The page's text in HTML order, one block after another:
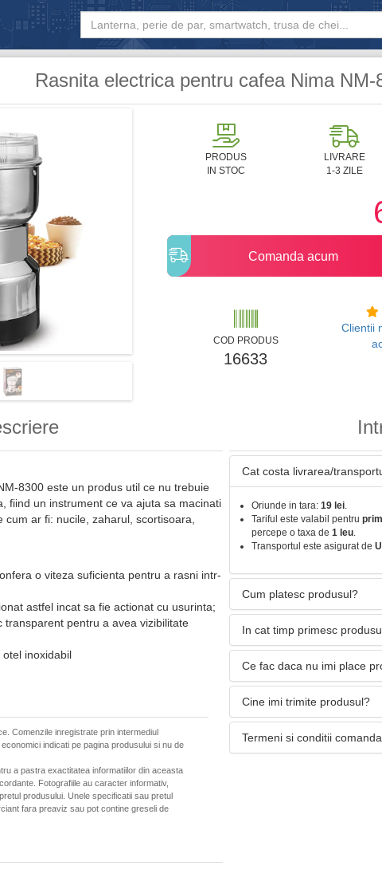
Rasnita electrica pentru cafea Nima NM-
PRODUS
IN STOC
LIVRARE
1-3 ZILE
Comanda acum
COD PRODUS
16633
Clientii
8300 este un produs util ce nu trebuie
fiind un instrument ce va ajuta sa macinati
ar fi: nucile, zaharul, scortisoara,
o viteza suficienta pentru a rasni intr-
astfel incat sa fie actionat cu usurinta;
transparent pentru a avea vizibilitate
inoxidabil
Comenzile inregistrate prin intermediul
indicati pe pagina produsului si nu de
a pastra exactitatea informatiilor din aceasta
Fotografiile au caracter informativ,
produsului. Unele specificatii sau pretul
fara preaviz sau pot contine greseli de
Cat costa livrarea/
Oriunde in tara: 19 lei.
Tariful este valabil pentru
percepe o taxa de 1 leu.
Transportul este asigurat de
Cum platesc produsul?
In cat timp primesc
Ce fac daca nu imi place
Cine imi trimite produsul?
Termeni si conditii comanda